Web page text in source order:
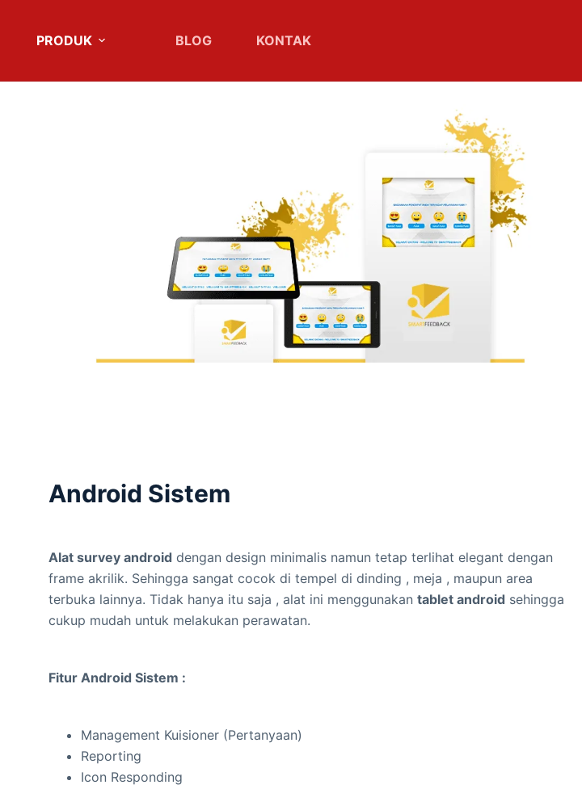
PRODUK BLOG KONTAK
Android Sistem
Alat survey android dengan design minimalis namun tetap terlihat elegant dengan
frame akrilik. Sehingga sangat cocok di tempel di dinding , meja , maupun area
terbuka lainnya. Tidak hanya itu saja , alat ini menggunakan tablet android sehingga
cukup mudah untuk melakukan perawatan.
Fitur Android Sistem :
Management Kuisioner (Pertanyaan)
Reporting
Icon Responding